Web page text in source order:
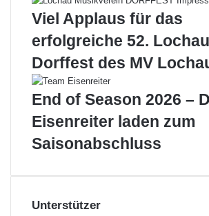
i
s
e
i
d
r
B
u
s
e
G
a
ß
a
o
u
ä
Viel Applaus für das
erfolgreiche 52.
Dorffest des MV
End of Season 2026 –
Eisenreiter laden zum
Saisonabschluss
Unterstützer